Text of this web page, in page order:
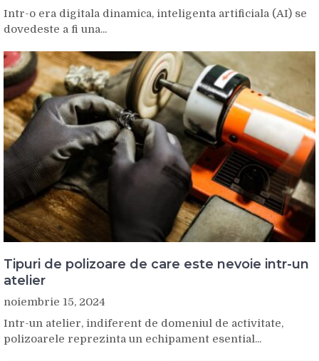
Intr-o era digitala dinamica, inteligenta artificiala (AI) se
dovedeste a fi una...
Tipuri de polizoare de care este nevoie intr-un
atelier
noiembrie 15, 2024
Intr-un atelier, indiferent de domeniul de activitate,
polizoarele reprezinta un echipament esential...